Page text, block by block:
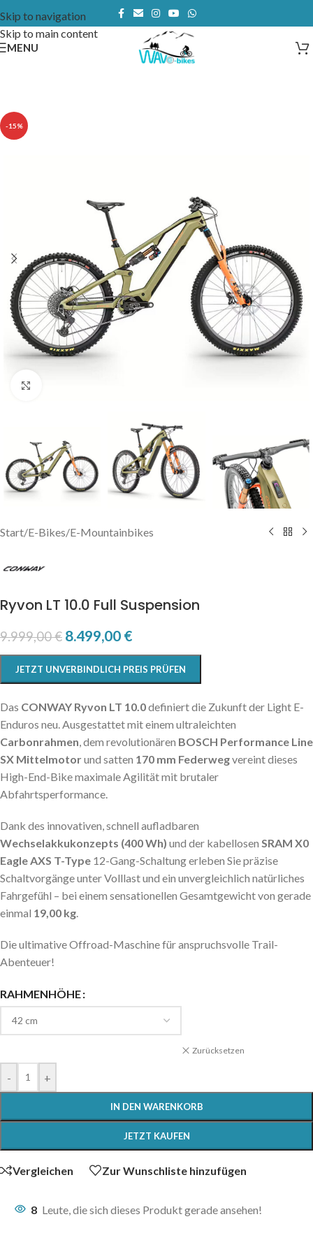
Skip to navigation
Skip to main content
MENU
-15%
Start/E-Bikes/E-Mountainbikes
Ryvon LT 10.0 Full Suspension
9.999,00€ 8.499,00 €
JETZT UNVERBINDLICH PREIS PRÜFEN
Das CONWAY Ryvon LT 10.0definiert die Zukunft der Light E-
Enduros neu. Ausgestattet mit einem ultraleichten
Carbonrahmen, dem revolutionären BOSCH Performance Line
SX Mittelmotorund satten 170 mm Federwegvereint dieses
High-End-Bike maximale Agilität mit brutaler
Abfahrtsperformance.
Dank des innovativen, schnell aufladbaren
Wechselakkukonzepts (400 Wh) und der kabellosen SRAM X0
Eagle AXS T-Type 12-Gang-Schaltung erleben Sie präzise
Schaltvorgänge unter Volllast und ein unvergleichlich natürliches
Fahrgefühl – bei einem sensationellen Gesamtgewicht von gerade
einmal 19,00 kg.
Die ultimative Offroad-Maschine für anspruchsvolle Trail-
Abenteuer!
RAHMENHÖHE
Zurücksetzen
- +
IN DEN WARENKORB
JETZT KAUFEN
Vergleichen Zur Wunschliste hinzufügen
8 Leute, die sich dieses Produkt gerade ansehen!